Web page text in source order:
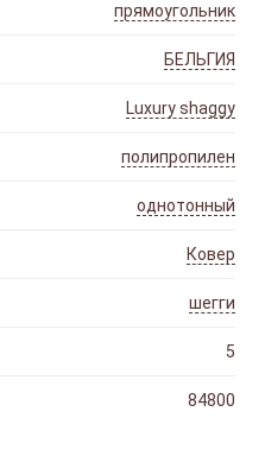
прямоугольник
БЕЛЬГИЯ
Luxury shaggy
полипропилен
однотонный
Ковер
шегги
5
84800